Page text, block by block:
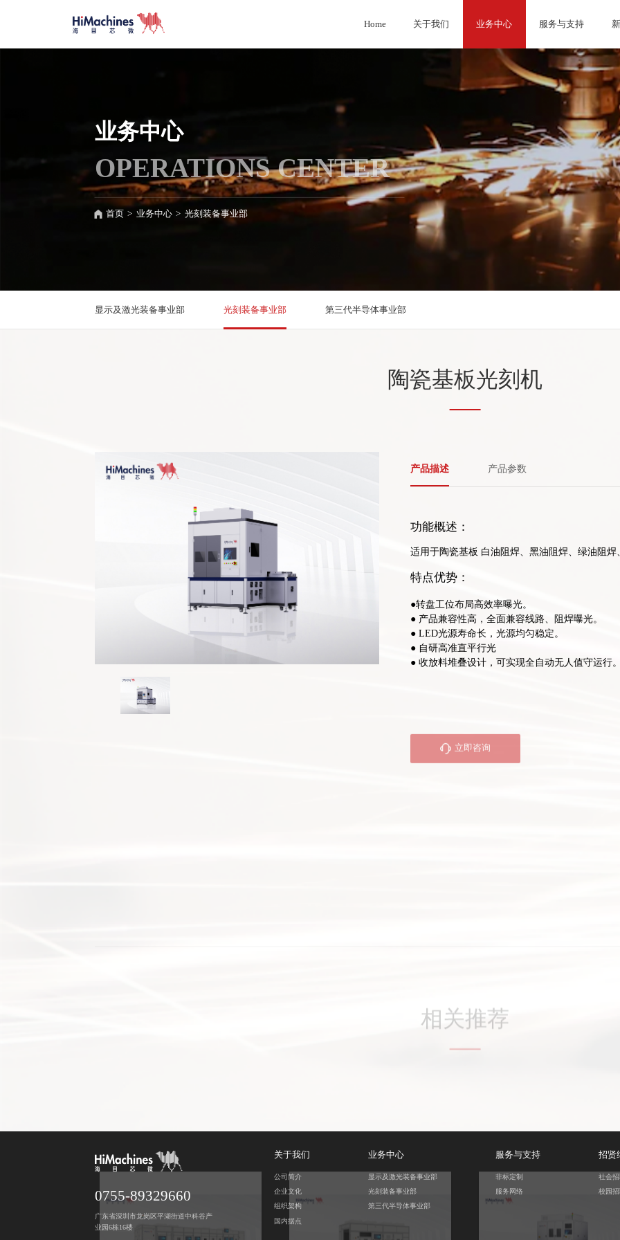
Home 关于我们 业务中心 服务与支持
业务中心
OPERATIONS CENTER
首页 > 业务中心 > 光刻装备事业部
显示及激光装备事业部 光刻装备事业部 第三代半导体事业部
陶瓷基板光刻机
产品描述 产品参数
功能概述：
适用于陶瓷基板 白油阻焊、黑油阻焊、绿油阻焊
特点优势：
●转盘工位布局高效率曝光。
● 产品兼容性高，全面兼容线路、阻焊曝光。
● LED光源寿命长，光源均匀稳定。
● 自研高准直平行光
● 收放料堆叠设计，可实现全自动无人值守运行
立即咨询
0755-89329660
广东省深圳市龙岗区平湖街道中科谷产
业园6栋16楼
关于我们
公司简介
企业文化
组织架构
国内据点
业务中心
显示及激光装备事业部
光刻装备事业部
第三代半导体事业部
服务与支持
非标定制
服务网络
招贤
社会
校园